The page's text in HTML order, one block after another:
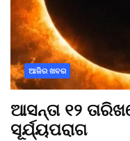
ଆଜିର ଖବର
ଆସନ୍ତା ୧୨
ସୂର୍ଯ୍ୟପରାଗ